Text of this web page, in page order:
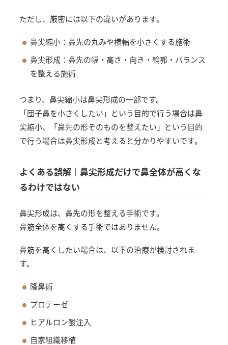
ただし、厳密には以下の違いがあります。
鼻尖縮小：鼻先の丸みや横幅を小さくする施術
鼻尖形成：鼻先の幅・高さ・向き・輪郭・バランス
を整える施術
つまり、鼻尖縮小は鼻尖形成の一部です。
「団子鼻を小さくしたい」という目的で行う場合は鼻
尖縮小、「鼻先の形そのものを整えたい」という目的
で行う場合は鼻尖形成と考えると分かりやすいです。
よくある誤解｜鼻尖形成だけで鼻全体が高くな
るわけではない
鼻尖形成は、鼻先の形を整える手術です。
鼻筋全体を高くする手術ではありません。
鼻筋を高くしたい場合は、以下の治療が検討されま
す。
隆鼻術
プロテーゼ
ヒアルロン酸注入
自家組織移植